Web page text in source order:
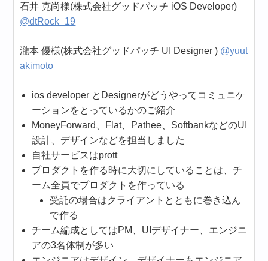
石井 克尚様(株式会社グッドパッチ iOS Developer)
@dtRock_19
瀧本 優様(株式会社グッドパッチ UI Designer ) @yuut
akimoto
ios developer とDesignerがどうやってコミュニケ
ーションをとっているかのご紹介
MoneyForward、Flat、Pathee、SoftbankなどのUI
設計、デザインなどを担当しました
自社サービスはprott
プロダクトを作る時に大切にしていることは、チ
ーム全員でプロダクトを作っている
受託の場合はクライアントとともに巻き込ん
で作る
チーム編成としてはPM、UIデザイナー、エンジニ
アの3名体制が多い